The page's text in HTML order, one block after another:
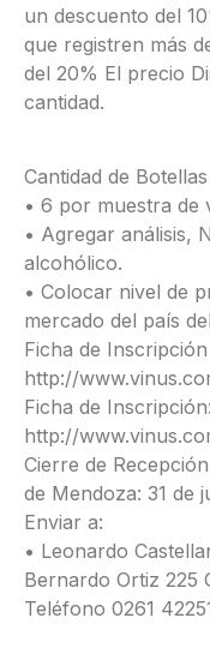
un descuento del
que registren más
del 20% El precio
cantidad.
Cantidad de
• 6 por muestra de
• Agregar análisis,
alcohólico.
• Colocar nivel de
mercado del país
Ficha de
http://
Ficha de Inscripción:
http://
Cierre de
de Mendoza: 31 de
Enviar a:
• Leonardo
Bernardo Ortiz 225
Teléfono 0261